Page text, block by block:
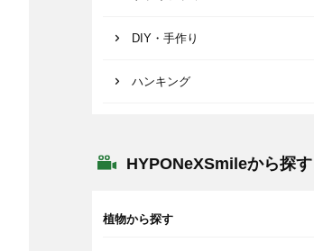
DIY・手作り
ハンキング
HYPONeXSmileから探す
植物から探す